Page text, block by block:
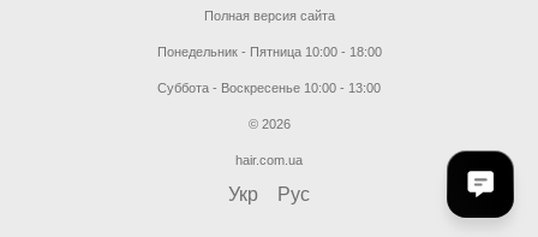
Полная версия сайта
Понедельник - Пятница 10:00 - 18:00
Суббота - Воскресенье 10:00 - 13:00
© 2026
hair.com.ua
Укр Рус